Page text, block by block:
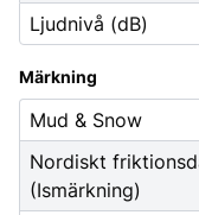
Ljudnivå (dB)
Märkning
Mud & Snow
Nordiskt
(Ismärkning)